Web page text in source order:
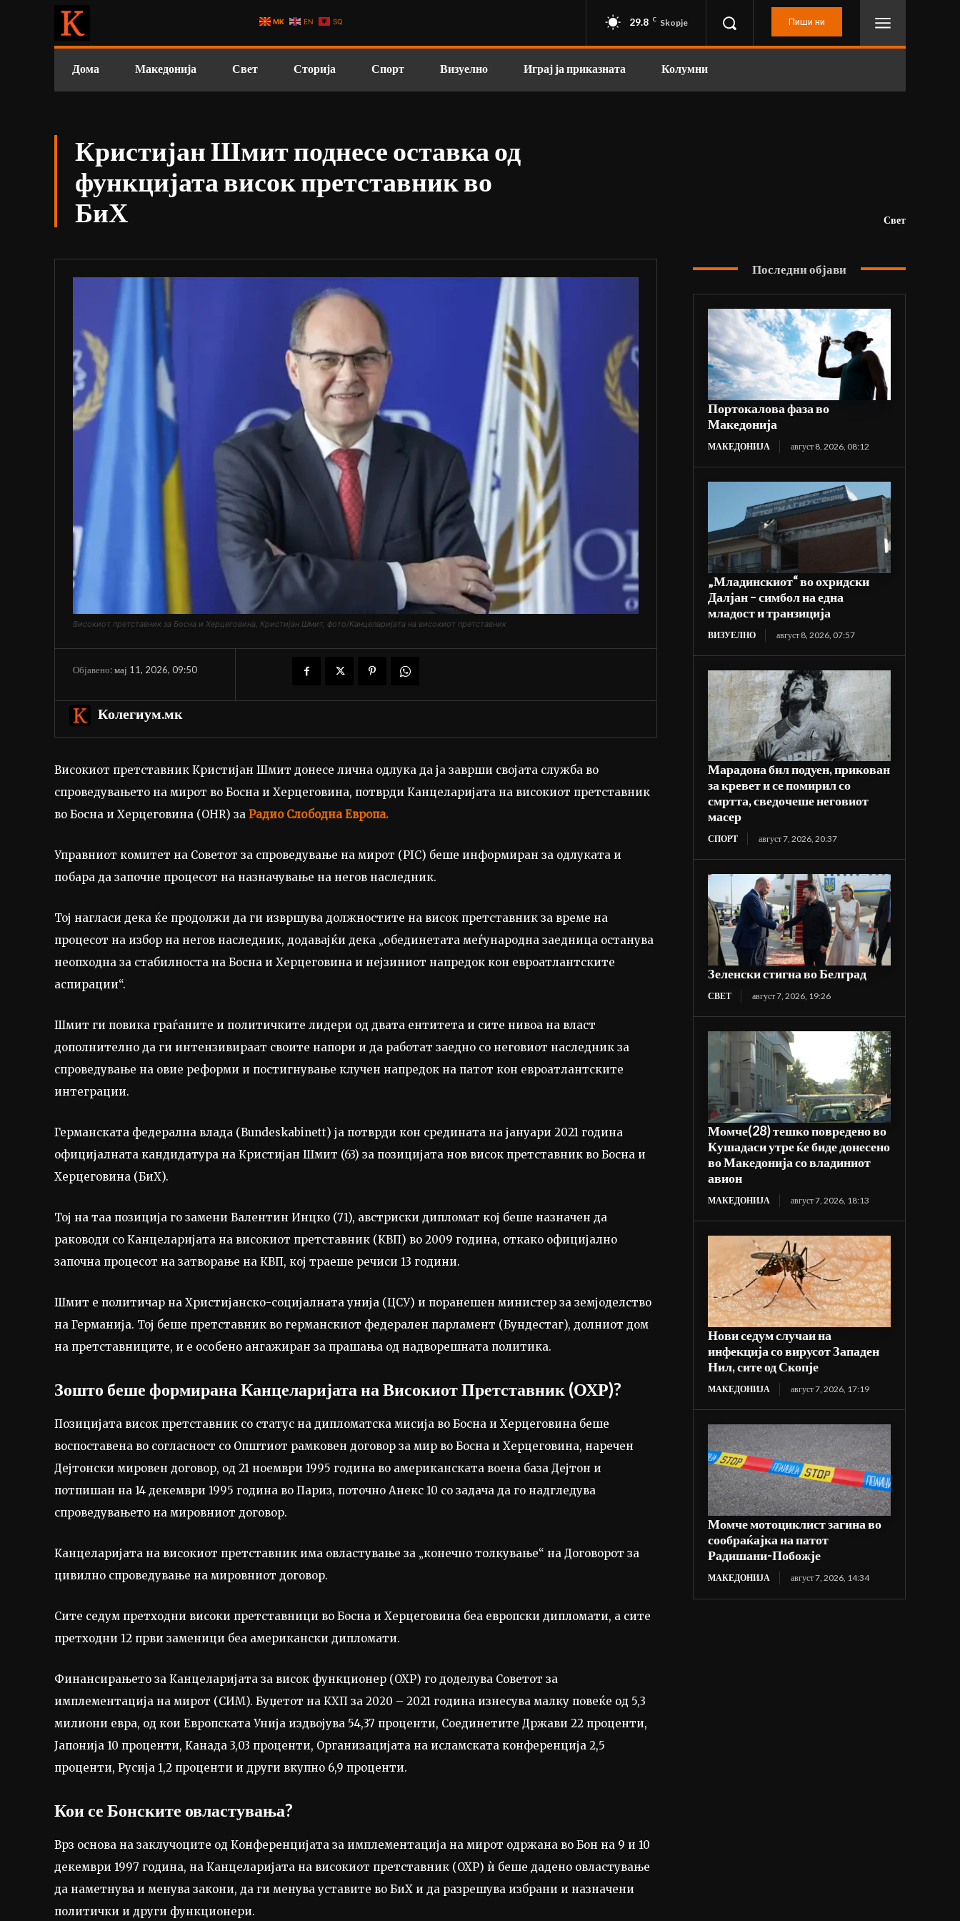
29.8 C Skopje Пиши ни
Дома Македонија Свет Сторија Спорт Визуелно Играј ја приказната Колумни
Кристијан Шмит поднесе оставка од
функцијата висок претставник во
БиХ
Свет
Високиот претставник за Босна и Херцеговина, Кристијан Шмит, фото/Канцеларијата на високиот претставник
Објавено:мај 11, 2026, 09:50
Колегиум.мк
Високиот претставник Кристијан Шмит донесе лична одлука да ја заврши својата служба во
спроведувањето на мирот во Босна и Херцеговина, потврди Канцеларијата на високиот претставник
во Босна и Херцеговина (OHR) за Радио Слободна Европа.
Управниот комитет на Советот за спроведување на мирот (PIC) беше информиран за одлуката и
побара да започне процесот на назначување на негов наследник.
Тој нагласи дека ќе продолжи да ги извршува должностите на висок претставник за време на
процесот на избор на негов наследник, додавајќи дека „обединетата меѓународна заедница останува
неопходна за стабилноста на Босна и Херцеговина и нејзиниот напредок кон евроатлантските
аспирации“.
Шмит ги повика граѓаните и политичките лидери од двата ентитета и сите нивоа на власт
дополнително да ги интензивираат своите напори и да работат заедно со неговиот наследник за
спроведување на овие реформи и постигнување клучен напредок на патот кон евроатлантските
интеграции.
Германската федерална влада (Bundeskabinett) ја потврди кон средината на јануари 2021 година
официјалната кандидатура на Кристијан Шмит (63) за позицијата нов висок претставник во Босна и
Херцеговина (БиХ).
Тој на таа позиција го замени Валентин Инцко (71), австриски дипломат кој беше назначен да
раководи со Канцеларијата на високиот претставник (КВП) во 2009 година, откако официјално
започна процесот на затворање на КВП, кој траеше речиси 13 години.
Шмит е политичар на Христијанско-социјалната унија (ЦСУ) и поранешен министер за земјоделство
на Германија. Тој беше претставник во германскиот федерален парламент (Бундестаг), долниот дом
на претставниците, и е особено ангажиран за прашања од надворешната политика.
Зошто беше формирана Канцеларијата на Високиот Претставник (ОХР)?
Позицијата висок претставник со статус на дипломатска мисија во Босна и Херцеговина беше
воспоставена во согласност со Општиот рамковен договор за мир во Босна и Херцеговина, наречен
Дејтонски мировен договор, од 21 ноември 1995 година во американската воена база Дејтон и
потпишан на 14 декември 1995 година во Париз, поточно Анекс 10 со задача да го надгледува
спроведувањето на мировниот договор.
Канцеларијата на високиот претставник има овластување за „конечно толкување“ на Договорот за
цивилно спроведување на мировниот договор.
Сите седум претходни високи претставници во Босна и Херцеговина беа европски дипломати, а сите
претходни 12 први заменици беа американски дипломати.
Финансирањето за Канцеларијата за висок функционер (ОХР) го доделува Советот за
имплементација на мирот (СИМ). Буџетот на КХП за 2020 – 2021 година изнесува малку повеќе од 5,3
милиони евра, од кои Европската Унија издвојува 54,37 проценти, Соединетите Држави 22 проценти,
Јапонија 10 проценти, Канада 3,03 проценти, Организацијата на исламската конференција 2,5
проценти, Русија 1,2 проценти и други вкупно 6,9 проценти.
Кои се Бонските овластувања?
Врз основа на заклучоците од Конференцијата за имплементација на мирот одржана во Бон на 9 и 10
декември 1997 година, на Канцеларијата на високиот претставник (ОХР) ѝ беше дадено овластување
да наметнува и менува закони, да ги менува уставите во БиХ и да разрешува избрани и назначени
политички и други функционери.
Последни објави
Портокалова фаза во
Македонија
МАКЕДОНИЈА август 8, 2026, 08:12
„Младинскиот“ во охридски
Далјан – симбол на една
младост и транзиција
ВИЗУЕЛНО август 8, 2026, 07:57
Марадона бил подуен, прикован
за кревет и се помирил со
смртта, сведочеше неговиот
масер
СПОРТ август 7, 2026, 20:37
Зеленски стигна во Белград
СВЕТ август 7, 2026, 19:26
Момче(28) тешко повредено во
Кушадаси утре ќе биде донесено
во Македонија со владиниот
авион
МАКЕДОНИЈА август 7, 2026, 18:13
Нови седум случаи на
инфекција со вирусот Западен
Нил, сите од Скопје
МАКЕДОНИЈА август 7, 2026, 17:19
Момче мотоциклист загина во
сообраќајка на патот
Радишани-Побожје
МАКЕДОНИЈА август 7, 2026, 14:34
MK EN SQ